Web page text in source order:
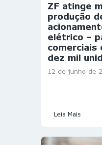
HOMEST
HOME
ZF atinge
produção
elétrico –
comerciais
dez mil
12 de junho de
Leia Mais